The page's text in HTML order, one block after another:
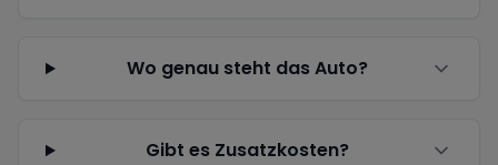
Wo genau steht das Auto?
Gibt es Zusatzkosten?